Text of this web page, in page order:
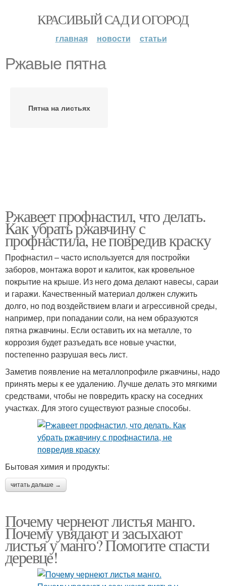
КРАСИВЫЙ САД И ОГОРОД
главная новости статьи
Ржавые пятна
Пятна на листьях
Ржавеет профнастил, что делать.
Как убрать ржавчину с
профнастила, не повредив краску
Профнастил – часто используется для постройки
заборов, монтажа ворот и калиток, как кровельное
покрытие на крыше. Из него дома делают навесы, сараи
и гаражи. Качественный материал должен служить
долго, но под воздействием влаги и агрессивной среды,
например, при попадании соли, на нем образуются
пятна ржавчины. Если оставить их на металле, то
коррозия будет разъедать все новые участки,
постепенно разрушая весь лист.
Заметив появление на металлопрофиле ржавчины, надо
принять меры к ее удалению. Лучше делать это мягкими
средствами, чтобы не повредить краску на соседних
участках. Для этого существуют разные способы.
Бытовая химия и продукты:
читать дальше →
Почему чернеют листья манго.
Почему увядают и засыхают
листья у манго? Помогите спасти
деревце!